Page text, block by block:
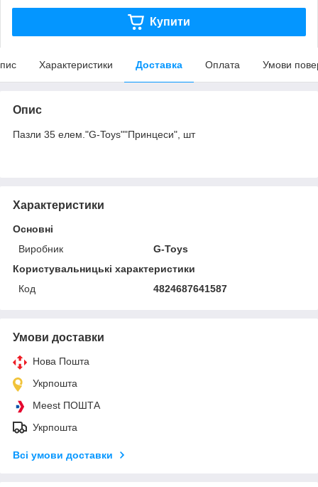
Купити
Характеристики Доставка Оплата Умови
Опис
Пазли 35 елем."G-Toys""Принцеси", шт
Характеристики
Основні
Виробник
G-Toys
Користувальницькі характеристики
Код
4824687641587
Умови доставки
Нова Пошта
Укрпошта
Meest ПОШТА
Укрпошта
Всі умови доставки